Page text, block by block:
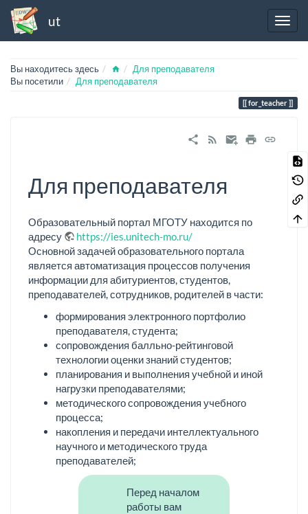
ut
Вы находитесь здесь HomeДля преподавателя
Вы посетили
Для преподавателя
for_teacher
Для преподавателя
Образовательный портал МГОТУ находится по
адресу
https://ies.unitech-mo.ru/
Основной задачей образовательного портала
является автоматизация процессов получения
информации для абитуриентов, студентов,
преподавателей, сотрудников, родителей в части:
формирования электронного портфолио
преподавателя, студента;
сопровождения балльно-рейтинговой
технологии оценки знаний студентов;
планирования и выполнения учебной и иной
нагрузки преподавателями;
методического сопровождения учебного
процесса;
накопления и передачи интеллектуального
научного и методического труда
преподавателей;
Перед началом
работы вам